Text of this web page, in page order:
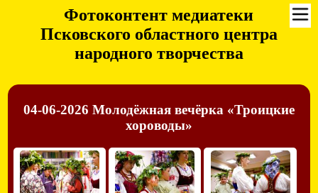
Фотоконтент медиатеки
Псковского областного центра
народного творчества
04-06-2026 Молодёжная вечёрка «Троицкие
хороводы»